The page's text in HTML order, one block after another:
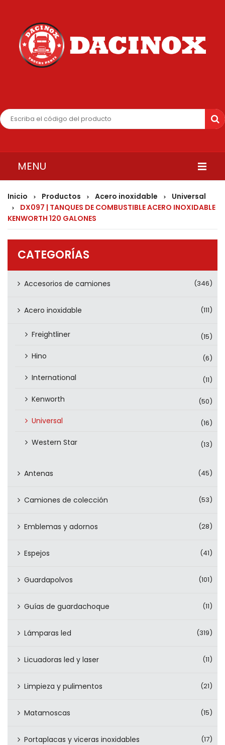
MENU
INICIO
QUIENES SOMOS
PRODUCTOS
CONTÁCTENOS
Inicio > Productos > Acero inoxidable > Universal
>
DX097 | TANQUES DE COMBUSTIBLE ACERO INOXIDABLE
KENWORTH 120 GALONES
CATEGORÍAS
Accesorios de camiones (346)
Acero inoxidable (111)
Freightliner (15)
Hino (6)
International (11)
Kenworth (50)
Universal (16)
Western Star (13)
Antenas (45)
Camiones de colección (53)
Emblemas y adornos (28)
Espejos (41)
Guardapolvos (101)
Guías de guardachoque (11)
Lámparas led (319)
Licuadoras led y laser (11)
Limpieza y pulimentos (21)
Matamoscas (15)
Portaplacas y viceras inoxidables (17)